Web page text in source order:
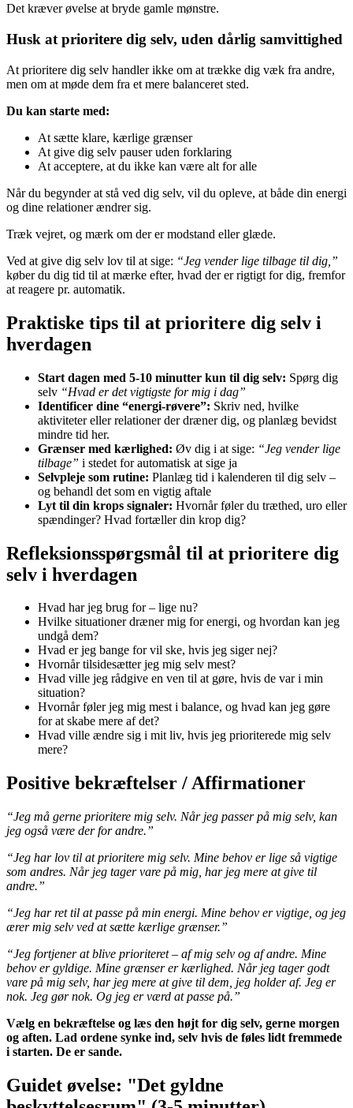
Det kræver øvelse at bryde gamle mønstre.
Husk at prioritere dig selv, uden dårlig samvittighed
At prioritere dig selv handler ikke om at trække dig væk fra andre,
men om at møde dem fra et mere balanceret sted.
Du kan starte med:
At sætte klare, kærlige grænser
At give dig selv pauser uden forklaring
At acceptere, at du ikke kan være alt for alle
Når du begynder at stå ved dig selv, vil du opleve, at både din energi
og dine relationer ændrer sig.
Træk vejret, og mærk om der er modstand eller glæde.
Ved at give dig selv lov til at sige: “Jeg vender lige tilbage til dig,”
køber du dig tid til at mærke efter, hvad der er rigtigt for dig, fremfor
at reagere pr. automatik.
Praktiske tips til at prioritere dig selv i
hverdagen
Start dagen med 5-10 minutter kun til dig selv: Spørg dig
selv “Hvad er det vigtigste for mig i dag”
Identificer dine “energi-røvere”: Skriv ned, hvilke
aktiviteter eller relationer der dræner dig, og planlæg bevidst
mindre tid her.
Grænser med kærlighed: Øv dig i at sige: “Jeg vender lige
tilbage” i stedet for automatisk at sige ja
Selvpleje som rutine: Planlæg tid i kalenderen til dig selv –
og behandl det som en vigtig aftale
Lyt til din krops signaler: Hvornår føler du træthed, uro eller
spændinger? Hvad fortæller din krop dig?
Refleksionsspørgsmål til at prioritere dig
selv i hverdagen
Hvad har jeg brug for – lige nu?
Hvilke situationer dræner mig for energi, og hvordan kan jeg
undgå dem?
Hvad er jeg bange for vil ske, hvis jeg siger nej?
Hvornår tilsidesætter jeg mig selv mest?
Hvad ville jeg rådgive en ven til at gøre, hvis de var i min
situation?
Hvornår føler jeg mig mest i balance, og hvad kan jeg gøre
for at skabe mere af det?
Hvad ville ændre sig i mit liv, hvis jeg prioriterede mig selv
mere?
Positive bekræftelser / Affirmationer
“Jeg må gerne prioritere mig selv. Når jeg passer på mig selv, kan
jeg også være der for andre.”
“Jeg har lov til at prioritere mig selv. Mine behov er lige så vigtige
som andres. Når jeg tager vare på mig, har jeg mere at give til
andre.”
“Jeg har ret til at passe på min energi. Mine behov er vigtige, og jeg
ærer mig selv ved at sætte kærlige grænser.”
“Jeg fortjener at blive prioriteret – af mig selv og af andre. Mine
behov er gyldige. Mine grænser er kærlighed. Når jeg tager godt
vare på mig selv, har jeg mere at give til dem, jeg holder af. Jeg er
nok. Jeg gør nok. Og jeg er værd at passe på.”
Vælg en bekræftelse og læs den højt for dig selv, gerne morgen
og aften. Lad ordene synke ind, selv hvis de føles lidt fremmede
i starten. De er sande.
Guidet øvelse: "Det gyldne